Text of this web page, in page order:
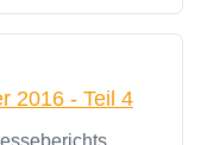
2016 - Teil 4